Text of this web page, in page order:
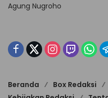
Agung Nugroho
Beranda Box Redaksi